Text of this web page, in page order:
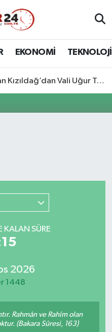
EKONOMİ TEKNOLOJİ
Vali Uğur Turan’a Ziyaret
KALAN SÜRE
2026
1448
Rahmân ve Rahîm olan
(Bakara Sûresi, 163)